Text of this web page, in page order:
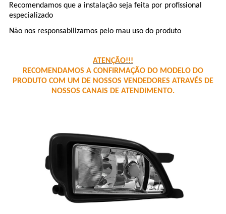
Recomendamos que a instalação seja feita por profissional
especializado
Não nos responsabilizamos pelo mau uso do produto
ATENÇÃO!!!
RECOMENDAMOS A CONFIRMAÇÃO DO MODELO DO
PRODUTO COM UM DE NOSSOS VENDEDORES ATRAVÉS DE
NOSSOS CANAIS DE ATENDIMENTO.